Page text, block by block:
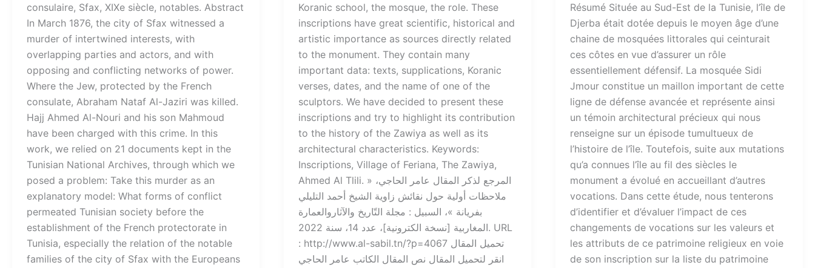
consulaire, Sfax, XIXe siècle, notables. Abstract
In March 1876, the city of Sfax witnessed a
murder of intertwined interests, with
overlapping parties and actors, and with
opposing and conflicting networks of power.
Where the Jew, protected by the French
consulate, Abraham Nataf Al-Jaziri was killed.
Hajj Ahmed Al-Nouri and his son Mahmoud
have been charged with this crime. In this
work, we relied on 21 documents kept in the
Tunisian National Archives, through which we
posed a problem: Take this murder as an
explanatory model: What forms of conflict
permeated Tunisian society before the
establishment of the French protectorate in
Tunisia, especially the relation of the notable
families of the city of Sfax with the Europeans
Koranic school, the mosque, the role. These
inscriptions have great scientific, historical and
artistic importance as sources directly related
to the monument. They contain many
important data: texts, supplications, Koranic
verses, dates, and the name of one of the
sculptors. We have decided to present these
inscriptions and try to highlight its contribution
to the history of the Zawiya as well as its
architectural characteristics. Keywords:
Inscriptions, Village of Feriana, The Zawiya,
Ahmed Al Tlili. المرجع لذكر المقال عامر الحاجي، «
ملاحظات أولية حول نقائش زاوية الشيخ أحمد التليلي
بفريانة »، السبيل : مجلة التّاريخ والآثاروالعمارة
المغاربية [نسخة الكترونية]، عدد 14، سنة 2022. URL
: http://www.al-sabil.tn/?p=4067 تحميل المقال
انقر لتحميل المقال نص المقال الكاتب عامر الحاجي
Résumé Située au Sud-Est de la Tunisie, l’île de
Djerba était dotée depuis le moyen âge d’une
chaine de mosquées littorales qui ceinturait
ces côtes en vue d’assurer un rôle
essentiellement défensif. La mosquée Sidi
Jmour constitue un maillon important de cette
ligne de défense avancée et représente ainsi
un témoin architectural précieux qui nous
renseigne sur un épisode tumultueux de
l’histoire de l’île. Toutefois, suite aux mutations
qu’a connues l’île au fil des siècles le
monument a évolué en accueillant d’autres
vocations. Dans cette étude, nous tenterons
d’identifier et d’évaluer l’impact de ces
changements de vocations sur les valeurs et
les attributs de ce patrimoine religieux en voie
de son inscription sur la liste du patrimoine